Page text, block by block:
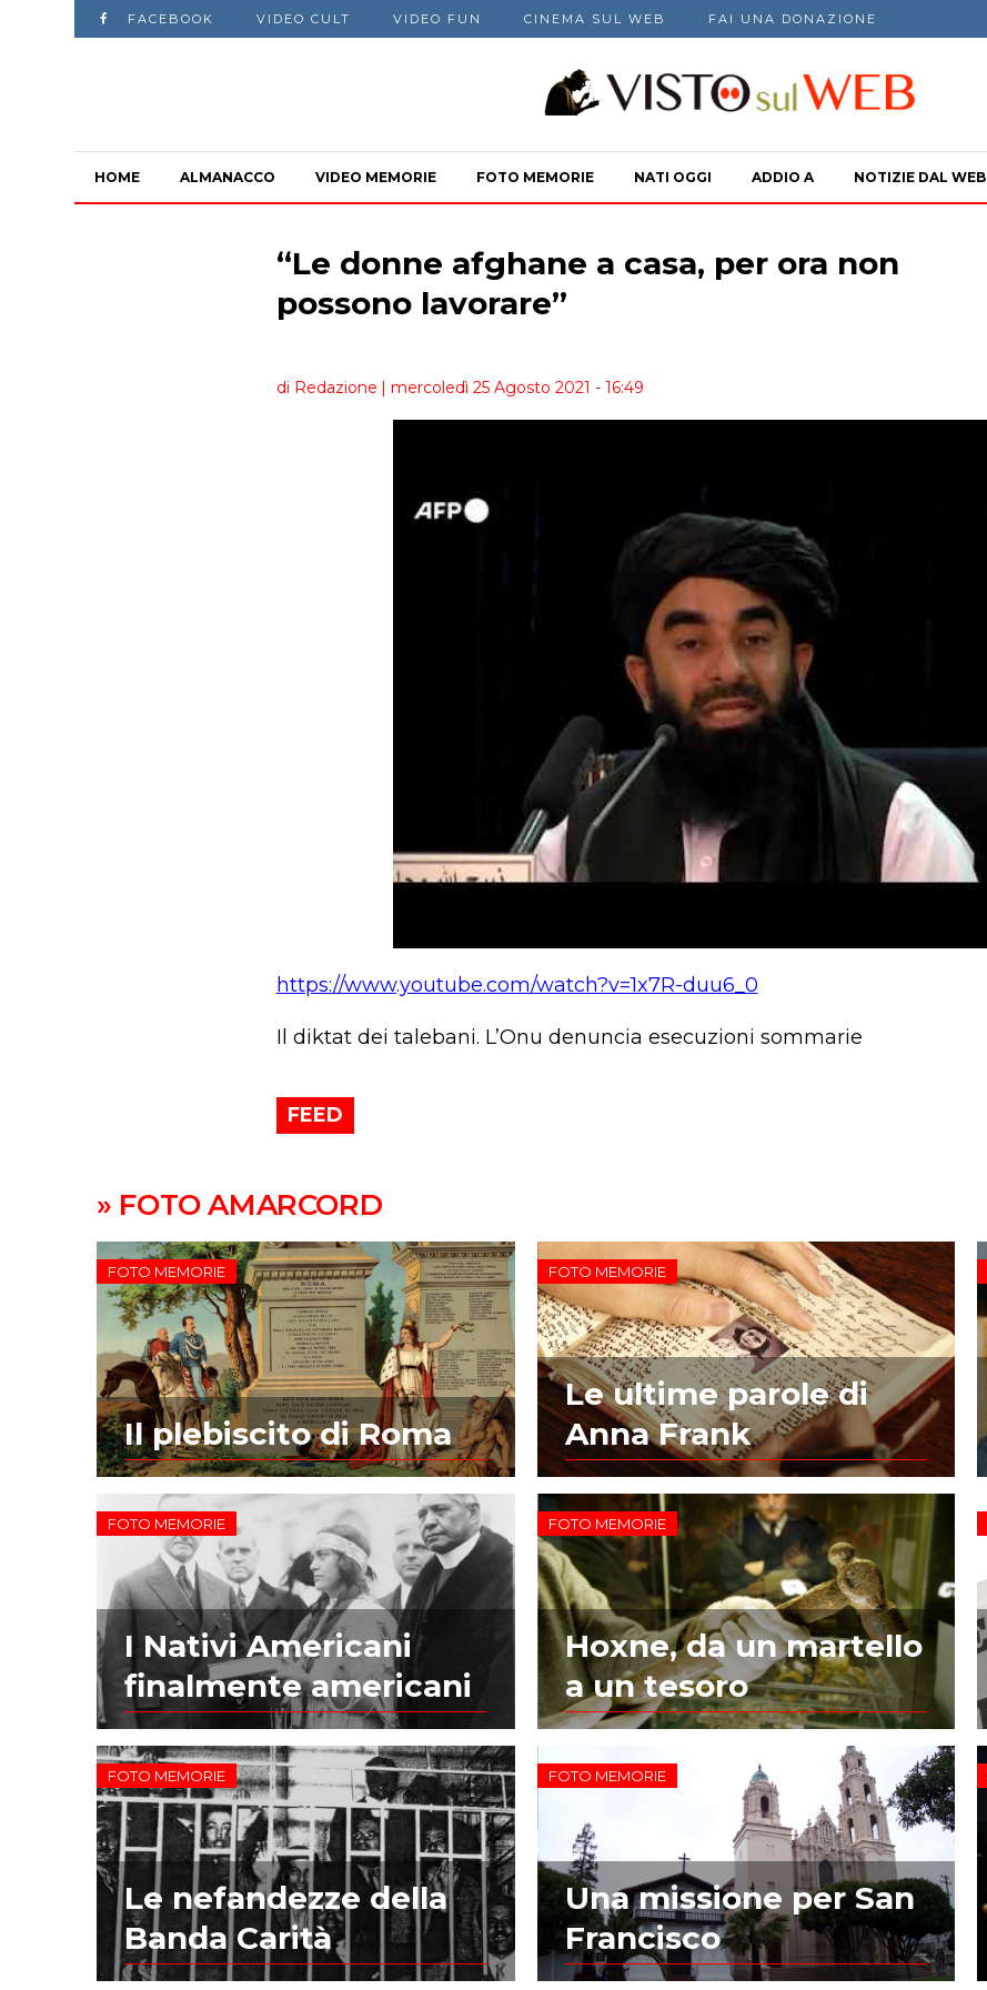
FACEBOOK VIDEO CULT VIDEO FUN CINEMA SUL WEB FAI UNA DONAZIONE
HOME ALMANACCO VIDEO MEMORIE FOTO MEMORIE NATI OGGI ADDIO A NOTIZIE DAL WEB
“Le donne afghane a casa, per ora non
possono lavorare”
di Redazione | mercoledì 25 Agosto 2021 - 16:49
https://www.youtube.com/watch?v=1x7R-duu6_0
Il diktat dei talebani. L’Onu denuncia esecuzioni sommarie
FEED
» FOTO AMARCORD
FOTO MEMORIE
Il plebiscito di Roma
FOTO MEMORIE
Le ultime parole di
Anna Frank
FOTO MEMORIE
I Nativi Americani
finalmente americani
FOTO MEMORIE
Hoxne, da un martello
a un tesoro
FOTO MEMORIE
Le nefandezze della
Banda Carità
FOTO MEMORIE
Una missione per San
Francisco